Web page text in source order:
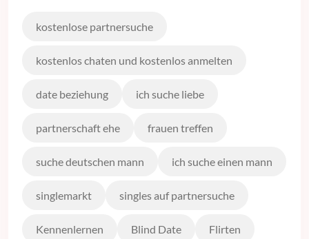
kostenlose partnersuche
kostenlos chaten und kostenlos anmelten
date beziehung ich suche liebe
partnerschaft ehe frauen treffen
suche deutschen mann ich suche einen mann
singlemarkt singles auf partnersuche
Kennenlernen Blind Date Flirten